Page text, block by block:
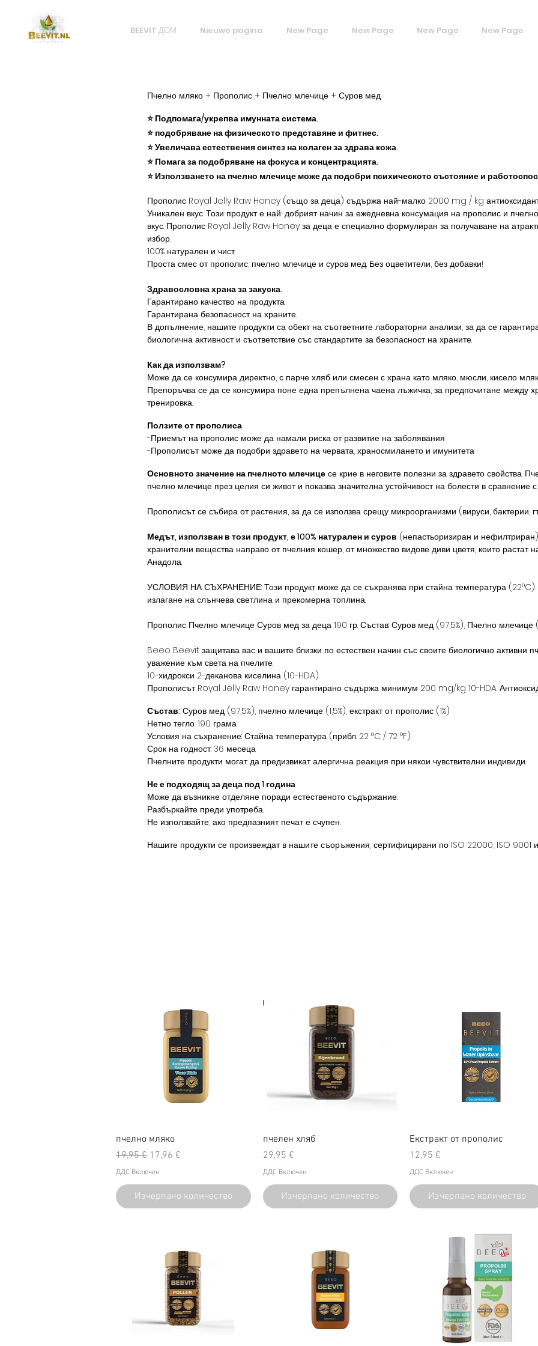
BEEVIT ДОМ Nieuwe pagina New Page New Page New Page New Page
Пчелно мляко + Прополис + Пчелно млечице + Суров мед
⭐ Подпомага/укрепва имунната система.
⭐ подобряване на физическото представяне и фитнес.
⭐ Увеличава естествения синтез на колаген за здрава кожа.
⭐ Помага за подобряване на фокуса и концентрацията.
⭐ Използването на пчелно млечице може да подобри психическото състояние и
Прополис Royal Jelly Raw Honey (също за деца) съдържа най-малко 2000 mg / kg
Уникален вкус. Този продукт е най-добрият начин за ежедневна консумация на прополис и
вкус. Прополис Royal Jelly Raw Honey за деца е специално формулиран за получаване на
избор.
100% натурален и чист
Проста смес от прополис, пчелно млечице и суров мед. Без оцветители, без добавки!
Здравословна храна за закуска.
Гарантирано качество на продукта.
Гарантирана безопасност на храните.
В допълнение, нашите продукти са обект на съответните лабораторни анализи, за да се
биологична активност и съответствие със стандартите за безопасност на храните.
Как да използвам?
Може да се консумира директно, с парче хляб или смесен с храна като мляко, мюсли, кисело
Препоръчва се да се консумира поне една препълнена чаена лъжичка, за предпочитане между
тренировка.
Ползите от прополиса
-Приемът на прополис може да намали риска от развитие на заболявания ​​
-Прополисът може да подобри здравето на червата, храносмилането и имунитета
Основното значение на пчелното млечице се крие в неговите полезни за здравето свойства.
пчелно млечице през целия си живот и показва значителна устойчивост на болести в сравнение
Прополисът се събира от растения, за да се използва срещу микроорганизми (вируси, бактерии,
Медът, използван в този продукт, е 100% натурален и суров (непастьоризиран и
хранителни вещества направо от пчелния кошер, от множество видове диви цветя, които растат
Анадола.
УСЛОВИЯ НА СЪХРАНЕНИЕ: Този продукт може да се съхранява при стайна температура (22°C)
излагане на слънчева светлина и прекомерна топлина.
Прополис Пчелно млечице Суров мед за деца 190 гр. Състав: Суров мед (97,5%), Пчелно млечице
Beeo Beevit защитава вас и вашите близки по естествен начин със своите биологично активни
уважение към света на пчелите.
10-хидрокси 2-деканова киселина (10-HDA)
Прополисът Royal Jelly Raw Honey гарантирано съдържа минимум 200 mg/kg 10-HDA.
Състав: Суров мед (97,5%), пчелно млечице (1,5%), екстракт от прополис (1%)
Нетно тегло: 190 грама
Условия на съхранение: Стайна температура (прибл. 22 °C / 72 °F)
Срок на годност: 36 месеца
Пчелните продукти могат да предизвикат алергична реакция при някои чувствителни индивиди.
Не е подходящ за деца под 1 година
Може да възникне отделяне поради естественото съдържание.
Разбъркайте преди употреба.
Не използвайте, ако предпазният печат е счупен.
Нашите продукти се произвеждат в нашите съоръжения, сертифицирани по ISO 22000, ISO 9001
пчелно мляко
Редовна цена
19,95 € Продажна цена
17,96 €
ДДС Включен
Изчерпано количество
пчелен хляб
Цена
29,95 €
ДДС Включен
Изчерпано количество
Екстракт от прополис
Цена
12,95 €
ДДС Включен
Изчерпано количество